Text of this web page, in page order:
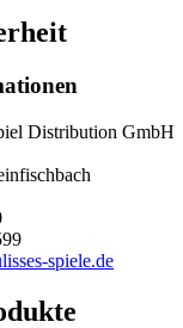
Distribution GmbH
spiele.de